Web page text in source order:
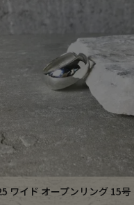
ワイド オープンリング 15号